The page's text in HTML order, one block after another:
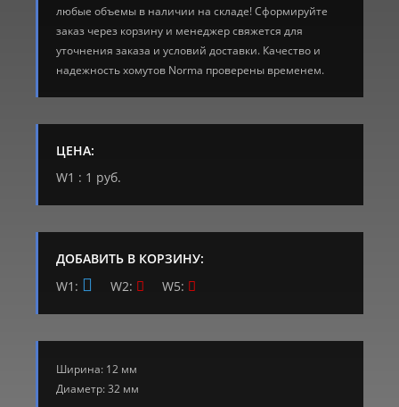
любые объемы в наличии на складе! Сформируйте
заказ через корзину и менеджер свяжется для
уточнения заказа и условий доставки. Качество и
надежность хомутов Norma проверены временем.
ЦЕНА:
W1 : 1 руб.
ДОБАВИТЬ В КОРЗИНУ:
W1:
W2: W5:
Ширина: 12 мм
Диаметр: 32 мм